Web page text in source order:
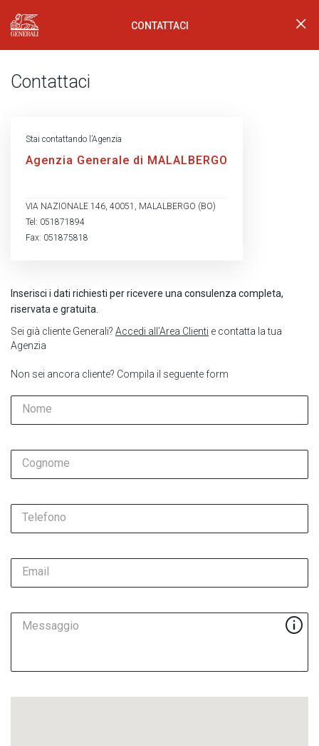
Generali Logo CONTATTACI
Contattaci
Inserisci i dati richiesti per ricevere una consulenza completa,
riservata e gratuita.
Sei già cliente Generali? Accedi all’Area Clienti e contatta la tua
Agenzia
Non sei ancora cliente? Compila il seguente form
Nome
Cognome
Telefono
Email
Messaggio
Stai contattando l’Agenzia
Agenzia Generale di MALALBERGO
VIA NAZIONALE 146, 40051, MALALBERGO (BO)
Tel: 051871894
Fax: 051875818